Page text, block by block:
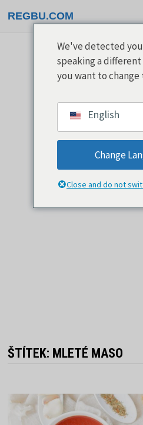
na
REGBU.COM
ŠTÍTEK: MLETÉ MASO
We've detected
speaking a different
you want to change
English
Change
Close and do not